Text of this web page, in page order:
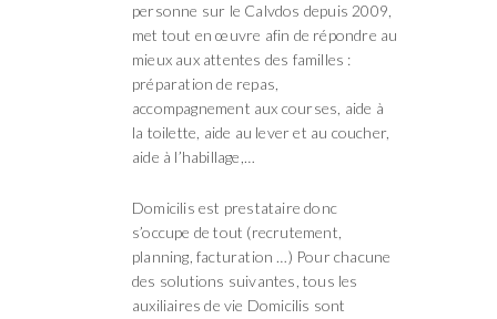
personne sur le Calvdos depuis 2009,
met tout en œuvre afin de répondre au
mieux aux attentes des familles :
préparation de repas,
accompagnement aux courses, aide à
la toilette, aide au lever et au coucher,
aide à l’habillage,…
Domicilis est prestataire donc
s’occupe de tout (recrutement,
planning, facturation …) Pour chacune
des solutions suivantes, tous les
auxiliaires de vie Domicilis sont